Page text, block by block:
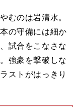
むのは岩清水。
の守備には細か
試合をこなさな
強豪を撃破しな
ストがはっきり